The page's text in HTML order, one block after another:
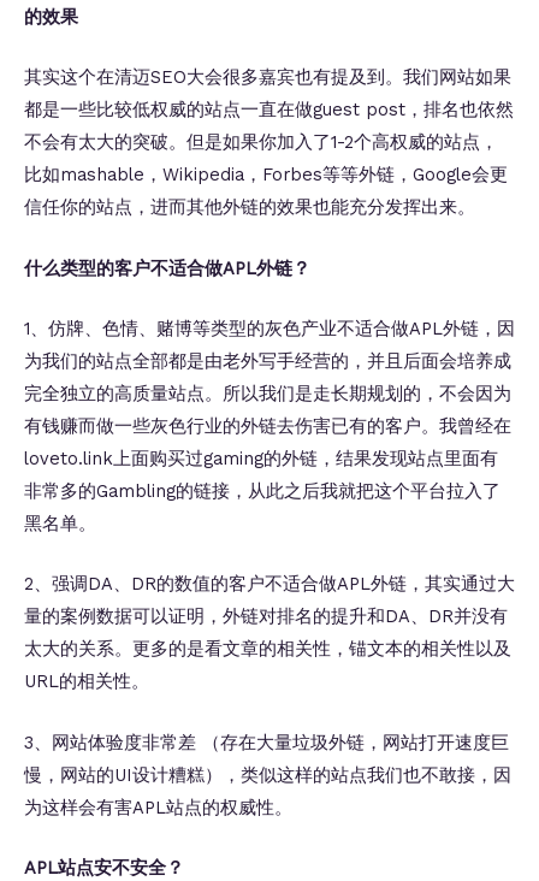
的效果
其实这个在清迈SEO大会很多嘉宾也有提及到。我们网站如果
都是一些比较低权威的站点一直在做guest post，排名也依然
不会有太大的突破。但是如果你加入了1-2个高权威的站点，
比如mashable，Wikipedia，Forbes等等外链，Google会更
信任你的站点，进而其他外链的效果也能充分发挥出来。
什么类型的客户不适合做APL外链？
1、仿牌、色情、赌博等类型的灰色产业不适合做APL外链，因
为我们的站点全部都是由老外写手经营的，并且后面会培养成
完全独立的高质量站点。所以我们是走长期规划的，不会因为
有钱赚而做一些灰色行业的外链去伤害已有的客户。我曾经在
loveto.link上面购买过gaming的外链，结果发现站点里面有
非常多的Gambling的链接，从此之后我就把这个平台拉入了
黑名单。
2、强调DA、DR的数值的客户不适合做APL外链，其实通过大
量的案例数据可以证明，外链对排名的提升和DA、DR并没有
太大的关系。更多的是看文章的相关性，锚文本的相关性以及
URL的相关性。
3、网站体验度非常差 （存在大量垃圾外链，网站打开速度巨
慢，网站的UI设计糟糕），类似这样的站点我们也不敢接，因
为这样会有害APL站点的权威性。
APL站点安不安全？